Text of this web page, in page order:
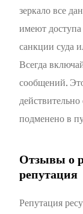
зеркало все
имеют
санкции суда
Всегда
сообщений.
подменено в
Отзывы о
репутация
Репутация